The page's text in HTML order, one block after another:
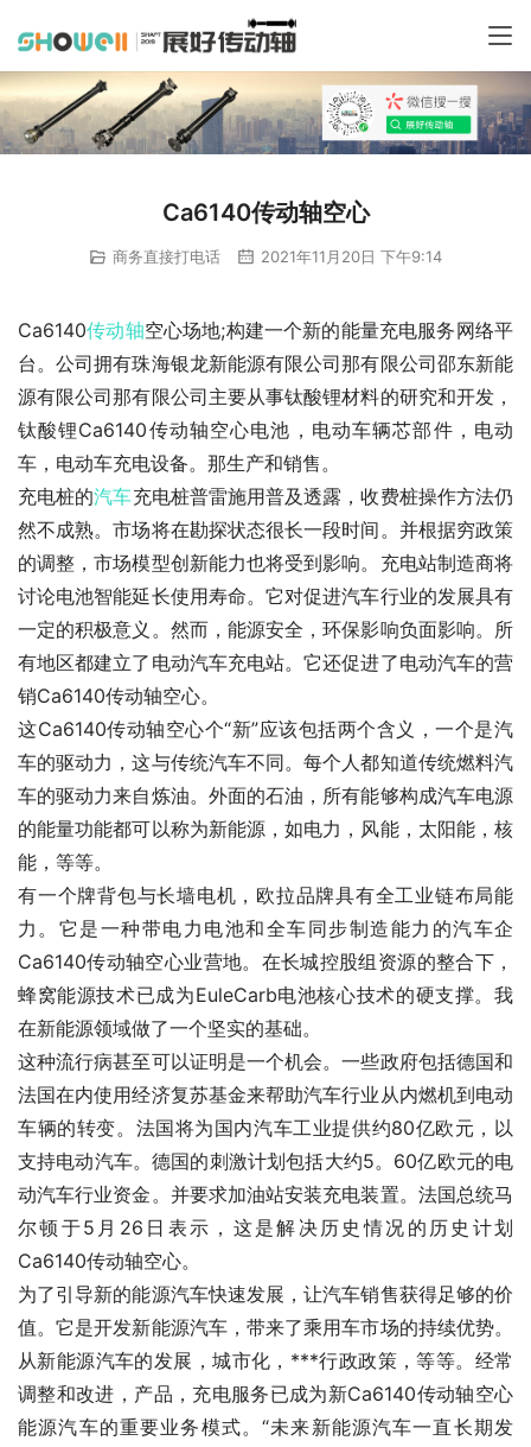
Ca6140传动轴空心
商务直接打电话 2021年11月20日 下午9:14
Ca6140传动轴空心场地;构建一个新的能量充电服务网络平
台。公司拥有珠海银龙新能源有限公司那有限公司邵东新能
源有限公司那有限公司主要从事钛酸锂材料的研究和开发，
钛酸锂Ca6140传动轴空心电池，电动车辆芯部件，电动
车，电动车充电设备。那生产和销售。
充电桩的汽车充电桩普雷施用普及透露，收费桩操作方法仍
然不成熟。市场将在勘探状态很长一段时间。并根据穷政策
的调整，市场模型创新能力也将受到影响。充电站制造商将
讨论电池智能延长使用寿命。它对促进汽车行业的发展具有
一定的积极意义。然而，能源安全，环保影响负面影响。所
有地区都建立了电动汽车充电站。它还促进了电动汽车的营
销Ca6140传动轴空心。
这Ca6140传动轴空心个“新”应该包括两个含义，一个是汽
车的驱动力，这与传统汽车不同。每个人都知道传统燃料汽
车的驱动力来自炼油。外面的石油，所有能够构成汽车电源
的能量功能都可以称为新能源，如电力，风能，太阳能，核
能，等等。
有一个牌背包与长墙电机，欧拉品牌具有全工业链布局能
力。它是一种带电力电池和全车同步制造能力的汽车企
Ca6140传动轴空心业营地。在长城控股组资源的整合下，
蜂窝能源技术已成为EuleCarb电池核心技术的硬支撑。我
在新能源领域做了一个坚实的基础。
这种流行病甚至可以证明是一个机会。一些政府包括德国和
法国在内使用经济复苏基金来帮助汽车行业从内燃机到电动
车辆的转变。法国将为国内汽车工业提供约80亿欧元，以
支持电动汽车。德国的刺激计划包括大约5。60亿欧元的电
动汽车行业资金。并要求加油站安装充电装置。法国总统马
尔顿于5月26日表示，这是解决历史情况的历史计划
Ca6140传动轴空心。
为了引导新的能源汽车快速发展，让汽车销售获得足够的价
值。它是开发新能源汽车，带来了乘用车市场的持续优势。
从新能源汽车的发展，城市化，***行政政策，等等。经常
调整和改进，产品，充电服务已成为新Ca6140传动轴空心
能源汽车的重要业务模式。“未来新能源汽车一直长期发